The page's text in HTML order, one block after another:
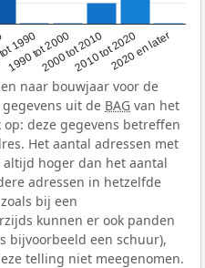
1990
1990 tot 20002000 tot 20102010 tot 20202020 en later
naar bouwjaar voor de
uit de BAG van het
deze gegevens betreffen
Het aantal adressen met
hoger dan het aantal
adressen in hetzelfde
bij een
kunnen er ook panden
bijvoorbeeld een schuur),
telling niet meegenomen.